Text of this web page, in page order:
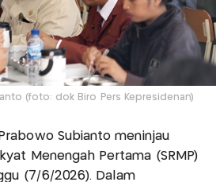
(foto: dok Biro Pers Kepresidenan)
Subianto meninjau
Menengah Pertama (SRMP)
(7/6/2026). Dalam